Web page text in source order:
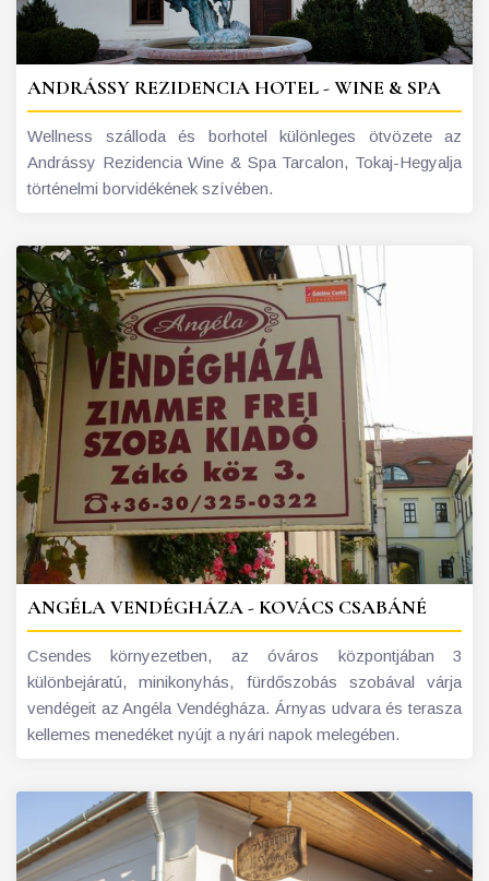
ANDRÁSSY REZIDENCIA HOTEL - WINE & SPA
Wellness szálloda és borhotel különleges ötvözete az
Andrássy Rezidencia Wine & Spa Tarcalon, Tokaj-Hegyalja
történelmi borvidékének szívében.
ANGÉLA VENDÉGHÁZA - KOVÁCS CSABÁNÉ
Csendes környezetben, az óváros központjában 3
különbejáratú, minikonyhás, fürdőszobás szobával várja
vendégeit az Angéla Vendégháza. Árnyas udvara és terasza
kellemes menedéket nyújt a nyári napok melegében.